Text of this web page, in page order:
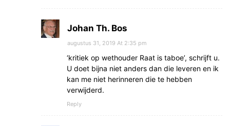
Johan Th. Bos
augustus 31, 2019 At 2:35 pm
‘kritiek op wethouder Raat is taboe’, schrijft u.
U doet bijna niet anders dan die leveren en ik
kan me niet herinneren die te hebben
verwijderd.
Reply